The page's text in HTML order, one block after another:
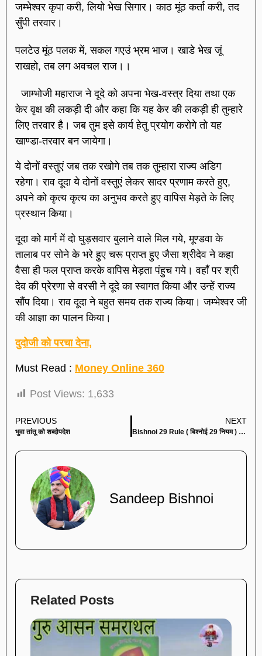
जम्भेश्वर कृपा करी, लियो भेख सिगार। काठ मूंठ कर्ता करी, तद
सुँपी तरवार।
पलटेउ मूंठ पलक में, सकल गएउं भ्रम भाज। खाडे भेख जूं
राखहो, तब लग अवचल राज।।
जाम्भोजी महाराज ने दूदे को अपना भेख-वस्त्र दिया तथा एक
केर वृक्ष की लकड़ी दी और कहा कि यह केर की लकड़ी ही तुम्हारे
लिए तरवार है। जब तुम इसे कार्य हेतु प्रयोग करोगे तो यह
खाण्डा-तरवार बन जायेगा।
ये दोनों वस्तुएं जब तक रखोगे तब तक तुम्हारा राज्य अडिग
रहेगा। राव दूदा ये दोनों वस्तुएं लेकर सादर प्रणाम करते हुए,
अपने को कृत्य कृत्य का अनुभव करते हुए वापिस मेड़ते के लिए
प्रस्थान किया।
दूदा को मार्ग में दो घुड़सवार बुलाने वाले मिल गये, मूण्डवा के
तालाब पर सोने के भरे हुए चरू प्राप्त हुए जैसा श्रीदेव ने कहा
वैसा ही फल प्राप्त करके वापिस मेड़ता पंहुच गये। वहाँ पर श्री
देव की प्रेरणा से वरसी ने दूदे का स्वागत किया और उन्हें राज्य
सौंप दिया। राव दूदा ने बहुत समय तक राज्य किया। जम्भेश्वर जी
की आज्ञा का पालन किया।
दुदोजी को परचा देना,
Must Read : Money Online 360
Post Views: 1,633
PREVIOUS
भुवा तांतू को शब्दोपदेश
NEXT
Bishnoi 29 Rule ( बिश्नोई 29 नियम ) – Jambhbhakti
Sandeep Bishnoi
Related Posts